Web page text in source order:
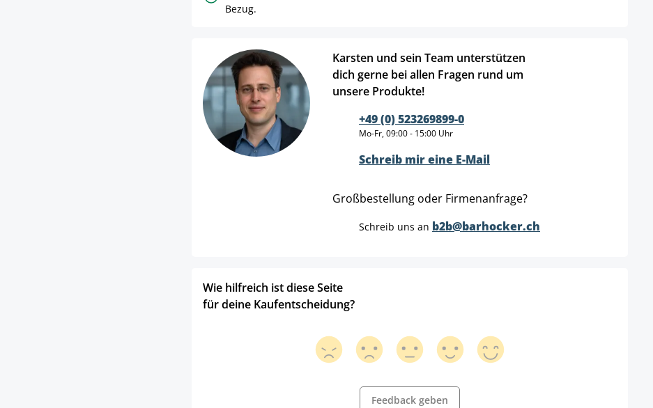
Bezug.
Karsten und sein Team unterstützen
dich gerne bei allen Fragen rund um
unsere Produkte!
+49 (0) 523269899-0
Mo-Fr, 09:00 - 15:00 Uhr
Schreib mir eine E-Mail
Großbestellung oder Firmenanfrage?
Schreib uns an b2b@barhocker.ch
Wie hilfreich ist diese Seite
für deine Kaufentscheidung?
Feedback geben